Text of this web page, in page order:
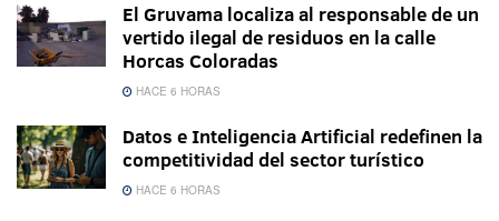
El Gruvama localiza al responsable de un
vertido ilegal de residuos en la calle
Horcas Coloradas
HACE 6 HORAS
Datos e Inteligencia Artificial redefinen la
competitividad del sector turístico
HACE 6 HORAS